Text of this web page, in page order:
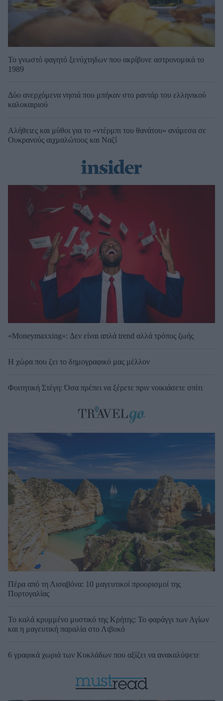
Το γνωστό φαγητό ξενύχτηδων που ακρίβυνε αστρονομικά το
1989
Δύο ανερχόμενα νησιά που μπήκαν στο ραντάρ του ελληνικού
καλοκαιριού
Αλήθειες και μύθοι για το «ντέρμπι του θανάτου» ανάμεσα σε
Ουκρανούς αιχμαλώτους και Ναζί
«Moneymaxxing»: Δεν είναι απλά trend αλλά τρόπος ζωής
Η χώρα που ζει το δημογραφικό μας μέλλον
Φοιτητική Στέγη: Όσα πρέπει να ξέρετε πριν νοικιάσετε σπίτι
Πέρα από τη Λισαβόνα: 10 μαγευτικοί προορισμοί της
Πορτογαλίας
Το καλά κρυμμένο μυστικό της Κρήτης: Το φαράγγι των Αγίων
και η μαγευτική παραλία στο Λιβυκό
6 γραφικά χωριά των Κυκλάδων που αξίζει να ανακαλύψετε